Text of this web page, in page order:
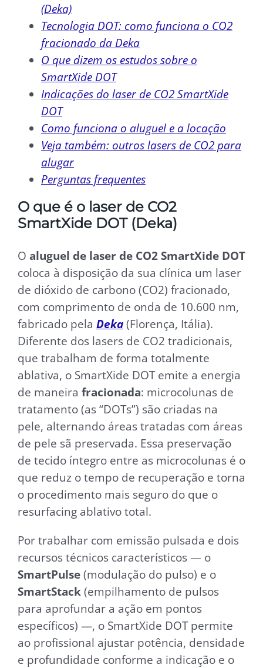
(Deka)
Tecnologia DOT: como funciona o CO2
fracionado da Deka
O que dizem os estudos sobre o
SmartXide DOT
Indicações do laser de CO2 SmartXide
DOT
Como funciona o aluguel e a locação
Veja também: outros lasers de CO2 para
alugar
Perguntas frequentes
O que é o laser de CO2
SmartXide DOT (Deka)
O aluguel de laser de CO2 SmartXide DOT
coloca à disposição da sua clínica um laser
de dióxido de carbono (CO2) fracionado,
com comprimento de onda de 10.600 nm,
fabricado pela Deka (Florença, Itália).
Diferente dos lasers de CO2 tradicionais,
que trabalham de forma totalmente
ablativa, o SmartXide DOT emite a energia
de maneira fracionada: microcolunas de
tratamento (as “DOTs”) são criadas na
pele, alternando áreas tratadas com áreas
de pele sã preservada. Essa preservação
de tecido íntegro entre as microcolunas é o
que reduz o tempo de recuperação e torna
o procedimento mais seguro do que o
resurfacing ablativo total.
Por trabalhar com emissão pulsada e dois
recursos técnicos característicos — o
SmartPulse (modulação do pulso) e o
SmartStack (empilhamento de pulsos
para aprofundar a ação em pontos
específicos) —, o SmartXide DOT permite
ao profissional ajustar potência, densidade
e profundidade conforme a indicação e o